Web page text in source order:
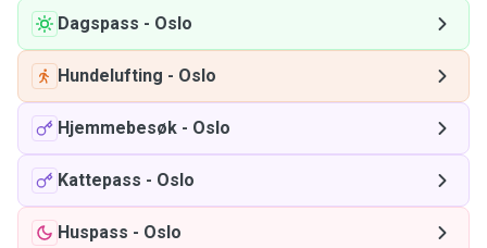
Dagspass - Oslo
Hundelufting - Oslo
Hjemmebesøk - Oslo
Kattepass - Oslo
Huspass - Oslo